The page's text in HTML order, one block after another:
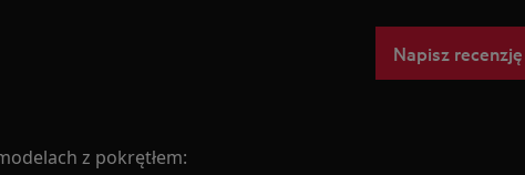
z pokrętłem:
Napisz recenzję